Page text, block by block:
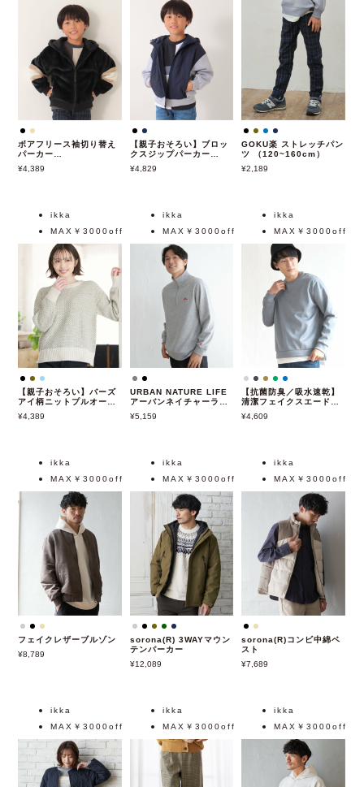
ボアフリース袖切り替え
パーカー
4,389
【親子おそろい】ブロッ
クスジップパーカー
4,829
GOKU楽 ストレッチパン
ツ （120~160cm）
2,189
ikka
MAX￥3000off
【親子おそろい】バーズ
アイ柄ニットプルオーバ
4,389
ikka
MAX￥3000off
URBAN NATURE LIFE
アーバンネイチャーライ
プ
5,159
ikka
MAX￥3000off
【抗菌防臭／吸水速乾】
清潔フェイクスエードレ
4,609
ikka
MAX￥3000off
フェイクレザーブルゾン
8,789
ikka
MAX￥3000off
sorona(R) 3WAYマウン
テンパーカー
12,089
ikka
MAX￥3000off
sorona(R)コンビ中綿ベ
スト
7,689
ikka
MAX￥3000off
ikka
MAX￥3000off
ikka
MAX￥3000off